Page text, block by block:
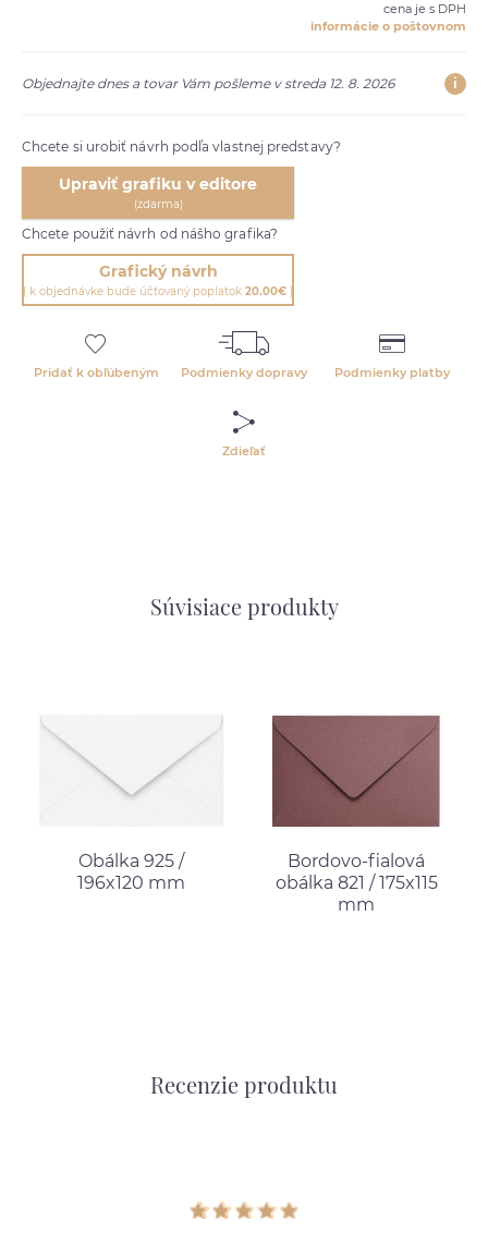
cena je s DPH
informácie o poštovnom
Objednajte dnes a tovar Vám pošleme v streda 12. 8. 2026 i
Chcete si urobiť návrh podľa vlastnej predstavy?
Upraviť grafiku v editore
(zdarma)
Chcete použiť návrh od nášho grafika?
Grafický návrh
( k objednávke bude účtovaný poplatok 20.00€ )
Pridať k obľúbeným Podmienky dopravy Podmienky platby
Zdieľať
Súvisiace produkty
Obálka 925 /
196x120 mm
Bordovo-fialová
obálka 821 / 175x115
mm
Recenzie produktu